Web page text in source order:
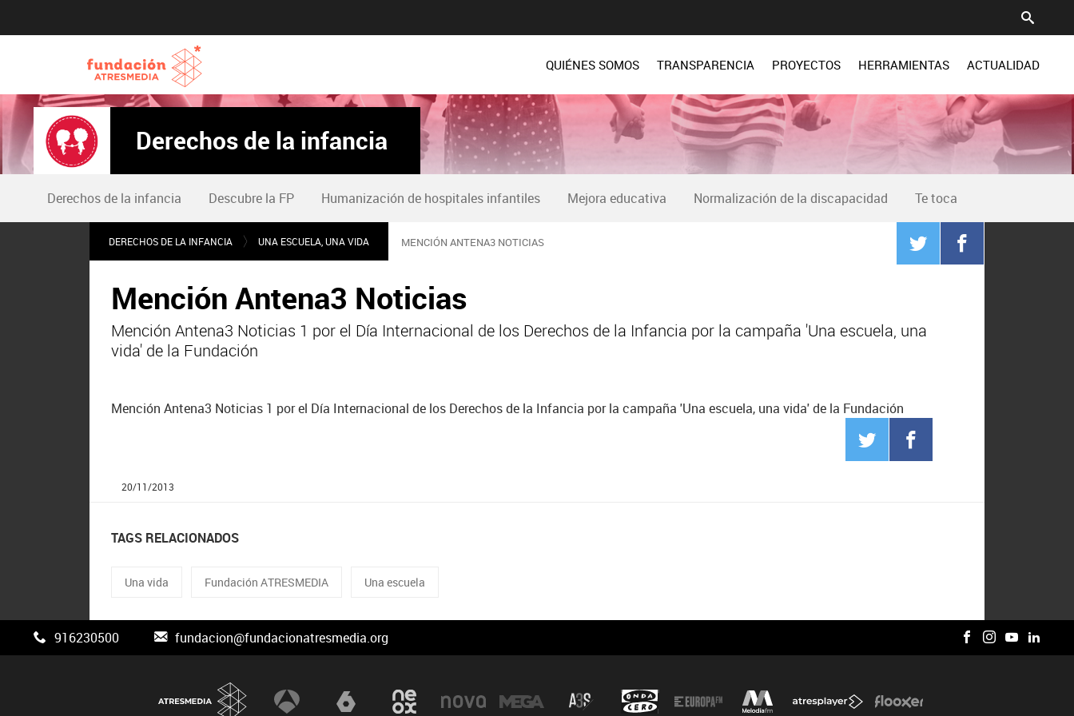
QUIÉNES SOMOS TRANSPARENCIA PROYECTOS HERRAMIENTAS ACTUALIDAD
Derechos de la infancia
Derechos de la infancia Descubre la FP Humanización de hospitales infantiles Mejora educativa Normalización de la discapacidad Te toca
DERECHOS DE LA INFANCIA UNA ESCUELA, UNA VIDA MENCIÓN ANTENA3 NOTICIAS
Mención Antena3 Noticias
Mención Antena3 Noticias 1 por el Día Internacional de los Derechos de la Infancia por la campaña 'Una escuela, una
vida' de la Fundación
Mención Antena3 Noticias 1 por el Día Internacional de los Derechos de la Infancia por la campaña 'Una escuela, una vida' de la Fundación
20/11/2013
TAGS RELACIONADOS
Una vida Fundación ATRESMEDIA Una escuela
916230500 fundacion@fundacionatresmedia.org